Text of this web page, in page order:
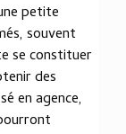
petite
souvent
se constituer
des
en agence,